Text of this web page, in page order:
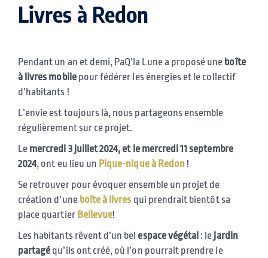
Livres à Redon
Pendant un an et demi, PaQ’la Lune a proposé une boîte
à livres mobilepour fédérer les énergies et le collectif
d’habitants !
L’envie est toujours là, nous partageons ensemble
régulièrement sur ce projet.
Le mercredi 3 juillet 2024, et le mercredi 11 septembre
2024, ont eu lieu un Pique-nique à Redon !
Se retrouver pour évoquer ensemble un projet de
création d’une boîte à livres qui prendrait bientôt sa
place quartier Bellevue!
Les habitants rêvent d’un bel espace végétal : le jardin
partagé qu’ils ont créé, où l’on pourrait prendre le